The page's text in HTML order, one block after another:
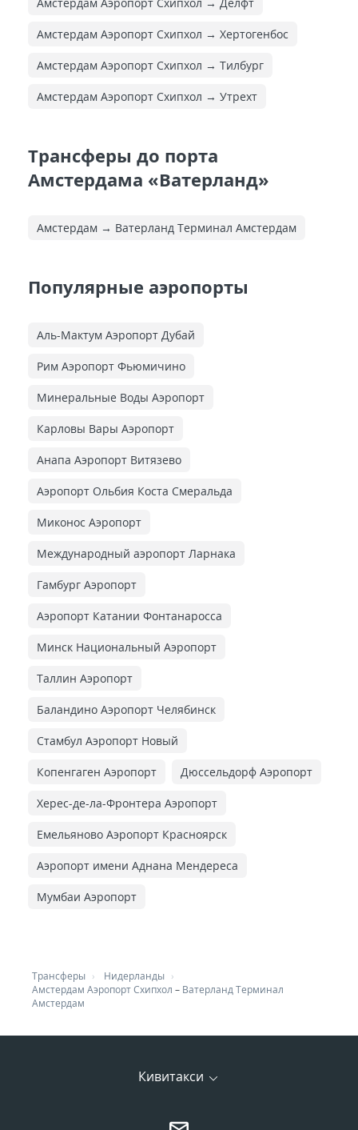
Амстердам Аэропорт Схипхол → Хертогенбос
Амстердам Аэропорт Схипхол → Тилбург
Амстердам Аэропорт Схипхол → Утрехт
Трансферы до порта
Амстердама «Ватерланд»
Амстердам → Ватерланд Терминал Амстердам
Популярные аэропорты
Аль-Мактум Аэропорт Дубай
Рим Аэропорт Фьюмичино
Минеральные Воды Аэропорт
Карловы Вары Аэропорт
Анапа Аэропорт Витязево
Аэропорт Ольбия Коста Смеральда
Миконос Аэропорт
Международный аэропорт Ларнака
Гамбург Аэропорт
Аэропорт Катании Фонтанаросса
Минск Национальный Аэропорт
Таллин Аэропорт
Баландино Аэропорт Челябинск
Стамбул Аэропорт Новый
Копенгаген Аэропорт Дюссельдорф Аэропорт
Херес-де-ла-Фронтера Аэропорт
Емельяново Аэропорт Красноярск
Аэропорт имени Аднана Мендереса
Мумбаи Аэропорт
Трансферы
Нидерланды
Амстердам Аэропорт Схипхол – Ватерланд Терминал
Амстердам
Кивитакси